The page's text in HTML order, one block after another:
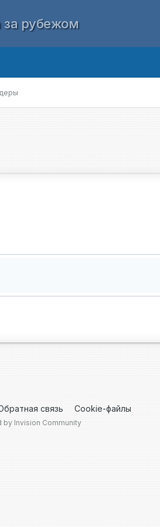
рубежом
связь Cookie-файлы
by Invision Community